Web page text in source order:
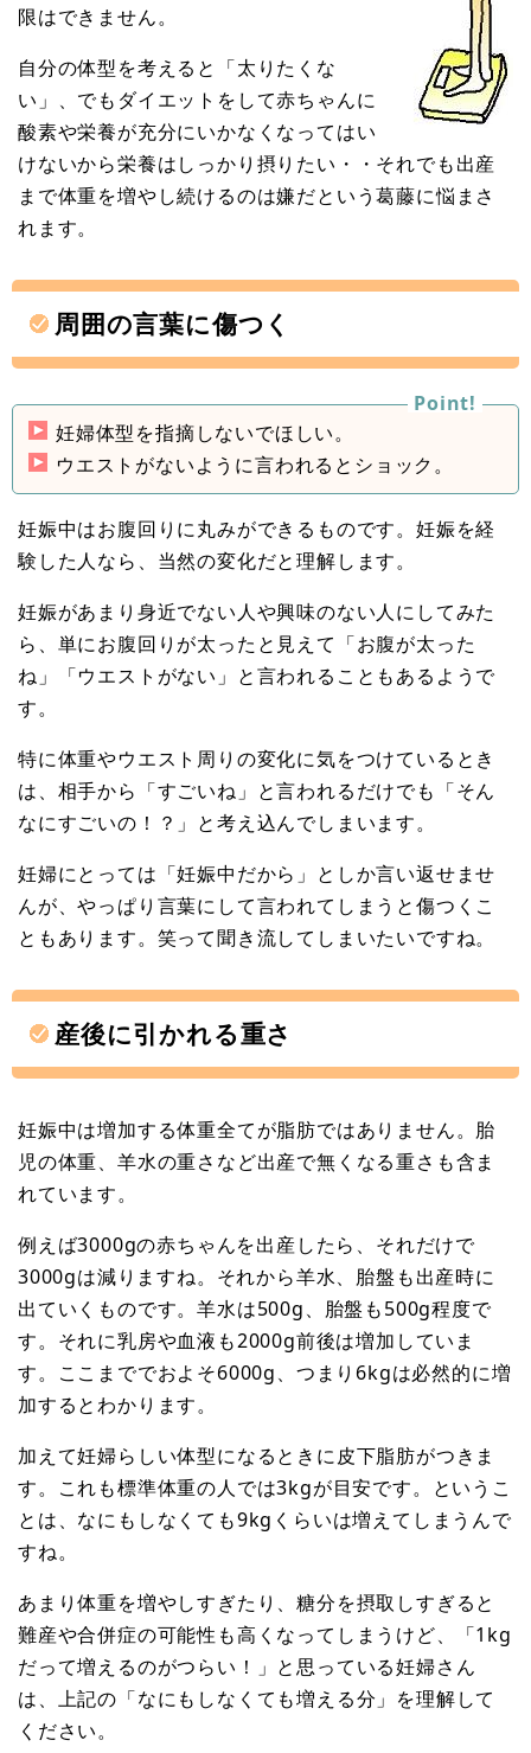
限はできません。
自分の体型を考えると「太りたくな
い」、でもダイエットをして赤ちゃんに
酸素や栄養が充分にいかなくなってはい
けないから栄養はしっかり摂りたい・・それでも出産
まで体重を増やし続けるのは嫌だという葛藤に悩まさ
れます。
周囲の言葉に傷つく
妊婦体型を指摘しないでほしい。
ウエストがないように言われるとショック。
妊娠中はお腹回りに丸みができるものです。妊娠を経
験した人なら、当然の変化だと理解します。
妊娠があまり身近でない人や興味のない人にしてみた
ら、単にお腹回りが太ったと見えて「お腹が太った
ね」「ウエストがない」と言われることもあるようで
す。
特に体重やウエスト周りの変化に気をつけているとき
は、相手から「すごいね」と言われるだけでも「そん
なにすごいの！？」と考え込んでしまいます。
妊婦にとっては「妊娠中だから」としか言い返せませ
んが、やっぱり言葉にして言われてしまうと傷つくこ
ともあります。笑って聞き流してしまいたいですね。
産後に引かれる重さ
妊娠中は増加する体重全てが脂肪ではありません。胎
児の体重、羊水の重さなど出産で無くなる重さも含ま
れています。
例えば3000gの赤ちゃんを出産したら、それだけで
3000gは減りますね。それから羊水、胎盤も出産時に
出ていくものです。羊水は500g、胎盤も500g程度で
す。それに乳房や血液も2000g前後は増加していま
す。ここまででおよそ6000g、つまり6kgは必然的に増
加するとわかります。
加えて妊婦らしい体型になるときに皮下脂肪がつきま
す。これも標準体重の人では3kgが目安です。というこ
とは、なにもしなくても9kgくらいは増えてしまうんで
すね。
あまり体重を増やしすぎたり、糖分を摂取しすぎると
難産や合併症の可能性も高くなってしまうけど、「1kg
だって増えるのがつらい！」と思っている妊婦さん
は、上記の「なにもしなくても増える分」を理解して
ください。